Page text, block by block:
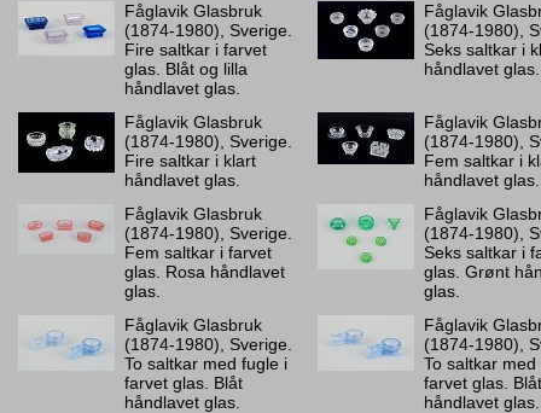
Fåglavik Glasbruk
(1874-1980), Sverige.
Fire saltkar i farvet
glas. Blåt og lilla
håndlavet glas.
Fåglavik
(1874-1980),
Seks saltkar i
håndlavet glas.
Fåglavik Glasbruk
(1874-1980), Sverige.
Fire saltkar i klart
håndlavet glas.
Fåglavik
(1874-1980),
Fem saltkar i
håndlavet glas.
Fåglavik Glasbruk
(1874-1980), Sverige.
Fem saltkar i farvet
glas. Rosa håndlavet
glas.
Fåglavik
(1874-1980),
Seks saltkar i
glas. Grønt
glas.
Fåglavik Glasbruk
(1874-1980), Sverige.
To saltkar med fugle i
farvet glas. Blåt
håndlavet glas.
Fåglavik
(1874-1980),
To saltkar med
farvet glas. Blåt
håndlavet glas.